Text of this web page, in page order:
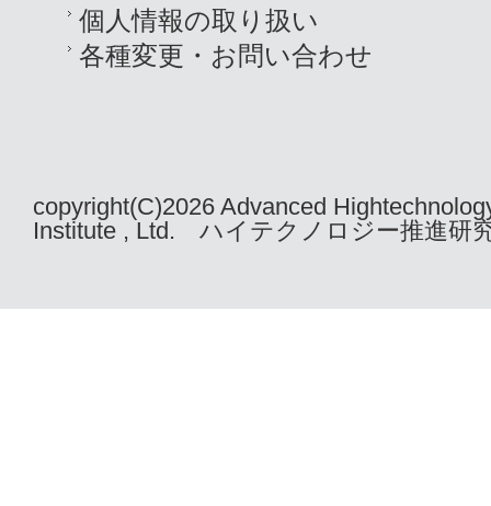
個人情報の取り扱い
各種変更・お問い合わせ
copyright(C)2026 Advanced
Institute , Ltd. ハイテクノロジー推進研